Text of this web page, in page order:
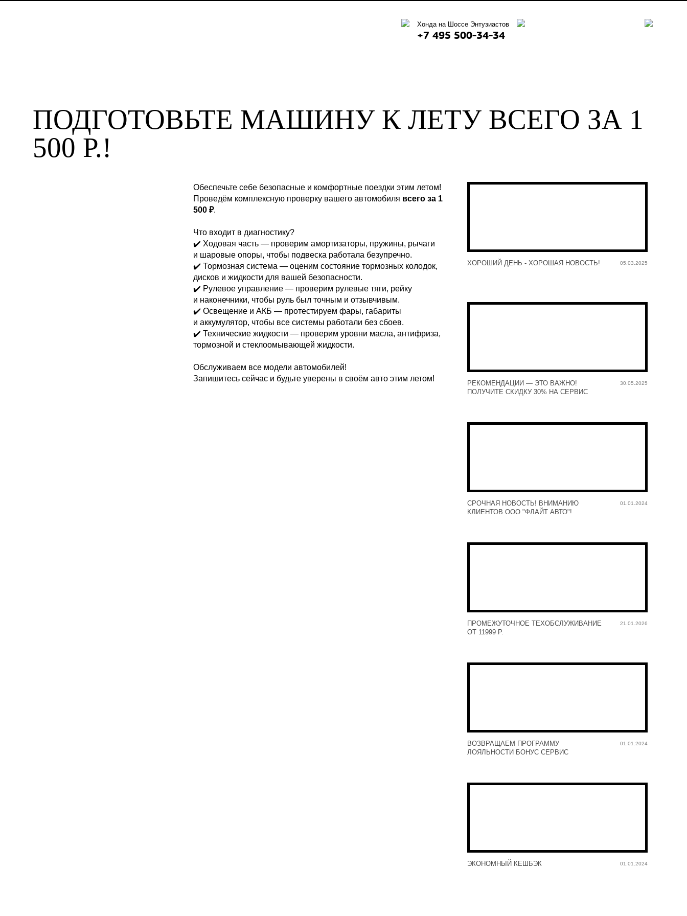
Хонда на Шоссе Энтузиастов
+7 495 500-34-34
ПОДГОТОВЬТЕ МАШИНУ К ЛЕТУ ВСЕГО ЗА 1
500 Р.!
Обеспечьте себе безопасные и комфортные поездки этим летом!
Проведём комплексную проверку вашего автомобиля всего за 1
500 ₽.
Что входит в диагностику?
✔️ Ходовая часть — проверим амортизаторы, пружины, рычаги
и шаровые опоры, чтобы подвеска работала безупречно.
✔️ Тормозная система — оценим состояние тормозных колодок,
дисков и жидкости для вашей безопасности.
✔️ Рулевое управление — проверим рулевые тяги, рейку
и наконечники, чтобы руль был точным и отзывчивым.
✔️ Освещение и АКБ — протестируем фары, габариты
и аккумулятор, чтобы все системы работали без сбоев.
✔️ Технические жидкости — проверим уровни масла, антифриза,
тормозной и стеклоомывающей жидкости.
Обслуживаем все модели автомобилей!
Запишитесь сейчас и будьте уверены в своём авто этим летом!
ХОРОШИЙ ДЕНЬ - ХОРОШАЯ НОВОСТЬ! 05.03.2025
РЕКОМЕНДАЦИИ — ЭТО ВАЖНО!
ПОЛУЧИТЕ СКИДКУ 30% НА СЕРВИС
30.05.2025
СРОЧНАЯ НОВОСТЬ! ВНИМАНИЮ
КЛИЕНТОВ ООО "ФЛАЙТ АВТО"!
01.01.2024
ПРОМЕЖУТОЧНОЕ ТЕХОБСЛУЖИВАНИЕ
ОТ 11999 Р.
21.01.2026
ВОЗВРАЩАЕМ ПРОГРАММУ
ЛОЯЛЬНОСТИ БОНУС СЕРВИС
01.01.2024
ЭКОНОМНЫЙ КЕШБЭК 01.01.2024